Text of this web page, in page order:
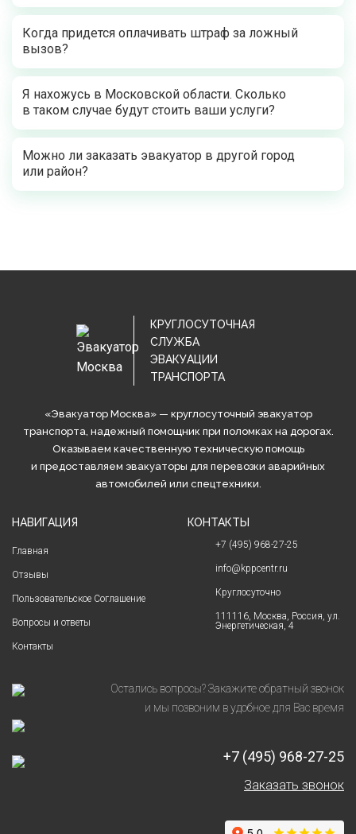
Когда придется оплачивать штраф за ложный
вызов?
Я нахожусь в Московской области. Сколько
в таком случае будут стоить ваши услуги?
Можно ли заказать эвакуатор в другой город
или район?
КРУГЛОСУТОЧНАЯ
СЛУЖБА
ЭВАКУАЦИИ
ТРАНСПОРТА
«Эвакуатор Москва» — круглосуточный эвакуатор
транспорта, надежный помощник при поломках на дорогах.
Оказываем качественную техническую помощь
и предоставляем эвакуаторы для перевозки аварийных
автомобилей или спецтехники.
НАВИГАЦИЯ
Главная
Отзывы
Пользовательское Соглашение
Вопросы и ответы
Контакты
КОНТАКТЫ
+7 (495) 968-27-25
info@kppcentr.ru
Круглосуточно
111116, Москва, Россия, ул.
Энергетическая, 4
Остались вопросы? Закажите обратный звонок
и мы позвоним в удобное для Вас время
+7 (495) 968-27-25
Заказать звонок